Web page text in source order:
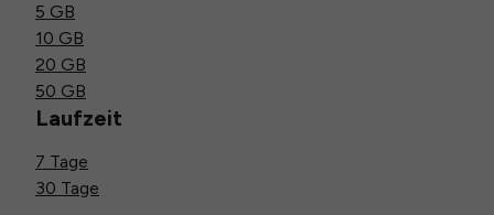
5 GB
10 GB
20 GB
50 GB
Laufzeit
7 Tage
30 Tage